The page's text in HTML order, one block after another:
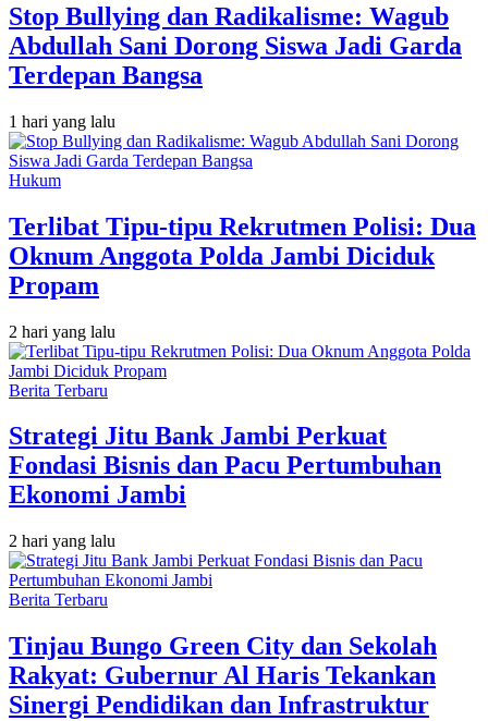
Stop Bullying dan Radikalisme: Wagub
Abdullah Sani Dorong Siswa Jadi Garda
Terdepan Bangsa
1 hari yang lalu
Hukum
Terlibat Tipu-tipu Rekrutmen Polisi: Dua
Oknum Anggota Polda Jambi Diciduk
Propam
2 hari yang lalu
Berita Terbaru
Strategi Jitu Bank Jambi Perkuat
Fondasi Bisnis dan Pacu Pertumbuhan
Ekonomi Jambi
2 hari yang lalu
Berita Terbaru
Tinjau Bungo Green City dan Sekolah
Rakyat: Gubernur Al Haris Tekankan
Sinergi Pendidikan dan Infrastruktur